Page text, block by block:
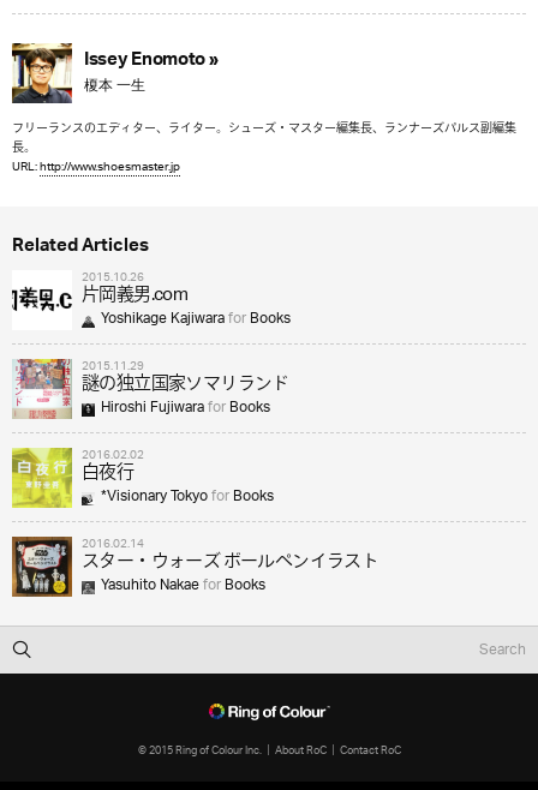
Issey Enomoto »
榎本 一生
フリーランスのエディター、ライター。シューズ・マスター編集長、ランナーズパルス副編集
長。
URL:http://www.shoesmaster.jp
Related Articles
2015.10.26
片岡義男.com
Yoshikage KajiwaraforBooks
2015.11.29
謎の独立国家ソマリランド
Hiroshi FujiwaraforBooks
2016.02.02
白夜行
*Visionary TokyoforBooks
2016.02.14
スター・ウォーズ ボールペンイラスト
Yasuhito NakaeforBooks
© 2015 Ring of Colour Inc. About RoC Contact RoC